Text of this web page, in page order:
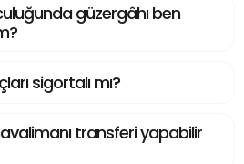
güzergâhı ben
sigortalı mı?
transferi yapabilir